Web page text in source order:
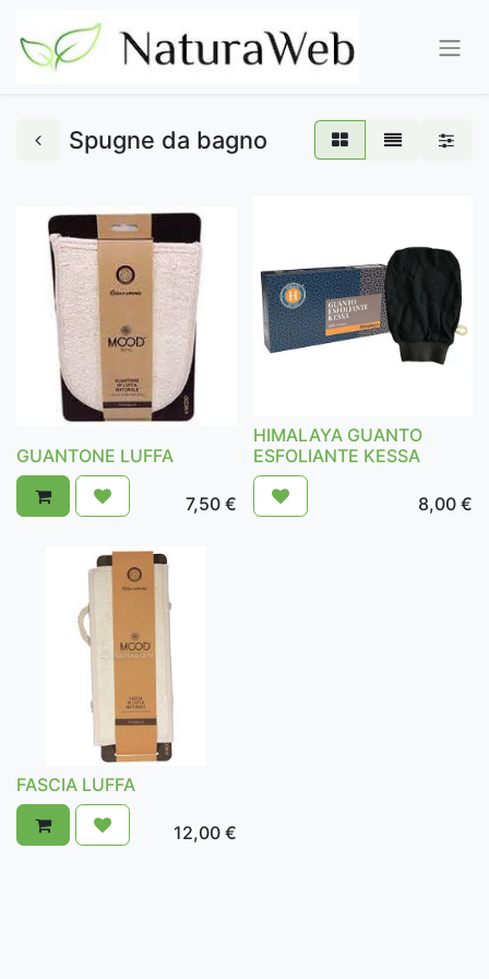
Spugne da bagno
GUANTONE LUFFA
7,50€
HIMALAYA GUANTO
ESFOLIANTE KESSA
8,00 €
FASCIA LUFFA
12,00€